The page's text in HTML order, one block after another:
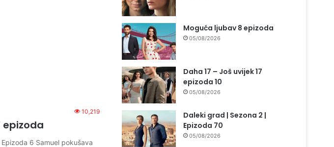
10,219
epizoda
6 Samuel pokušava
Moguća ljubav 8 epizoda
05/08/2026
Daha 17 – Još uvijek 17
epizoda 10
05/08/2026
Daleki grad | Sezona 2 |
Epizoda 70
05/08/2026